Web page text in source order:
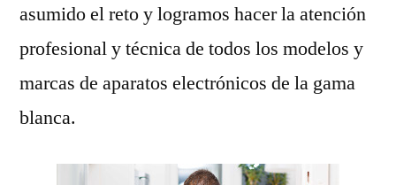
asumido el reto y logramos hacer la atención
profesional y técnica de todos los modelos y
marcas de aparatos electrónicos de la gama
blanca.